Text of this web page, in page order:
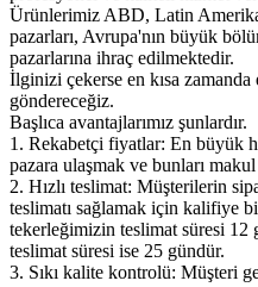
Ürünlerimiz ABD, Latin
pazarları, Avrupa'nın büyük
pazarlarına ihraç edilmektedir.
İlginizi çekerse en kısa
göndereceğiz.
Başlıca avantajlarımız şunlardır.
1. Rekabetçi fiyatlar: En büyük
pazara ulaşmak ve bunları
2. Hızlı teslimat: Müşterilerin
teslimatı sağlamak için kalifiye
tekerleğimizin teslimat süresi
teslimat süresi ise 25 gündür.
3. Sıkı kalite kontrolü: Müşteri